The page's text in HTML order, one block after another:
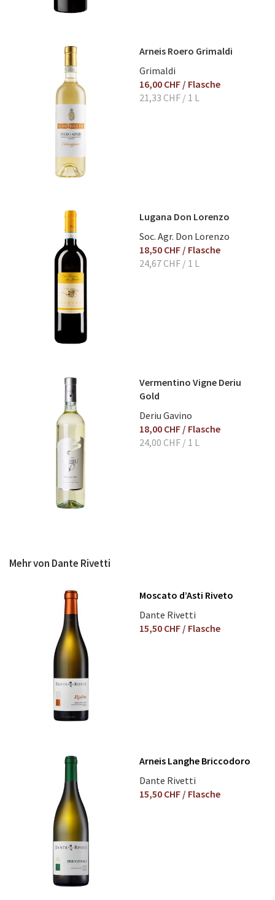
Arneis Roero Grimaldi
Grimaldi
16,00 CHF / Flasche
21,33 CHF / 1 L
Lugana Don Lorenzo
Soc. Agr. Don Lorenzo
18,50 CHF / Flasche
24,67 CHF / 1 L
Vermentino Vigne Deriu
Gold
Deriu Gavino
18,00 CHF / Flasche
24,00 CHF / 1 L
Mehr von Dante Rivetti
Moscato d’Asti Riveto
Dante Rivetti
15,50 CHF / Flasche
Arneis Langhe Briccodoro
Dante Rivetti
15,50 CHF / Flasche